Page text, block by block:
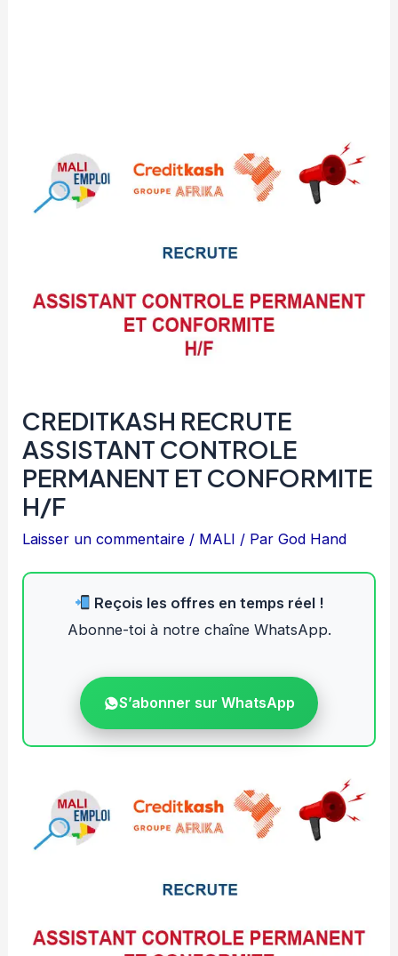
CREDITKASH RECRUTE
ASSISTANT CONTROLE
PERMANENT ET CONFORMITE
H/F
Laisser un commentaire / MALI / ParGod Hand
Reçois les offres en temps réel !
Abonne-toi à notre chaîne WhatsApp.
S’abonner sur WhatsApp